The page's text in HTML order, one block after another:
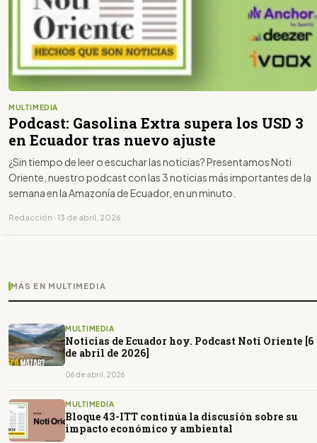
MULTIMEDIA
Podcast: Gasolina Extra supera los USD 3
en Ecuador tras nuevo ajuste
¿Sin tiempo de leer o escuchar las noticias? Presentamos Noti
Oriente, nuestro podcast con las 3 noticias más importantes de la
semana en la Amazonía de Ecuador, en un minuto.
Redacción · 13 de abril, 2026
MÁS EN MULTIMEDIA
MULTIMEDIA
Noticias de Ecuador hoy. Podcast Noti Oriente [6
de abril de 2026]
06 de abril, 2026
MULTIMEDIA
Bloque 43-ITT continúa la discusión sobre su
impacto económico y ambiental